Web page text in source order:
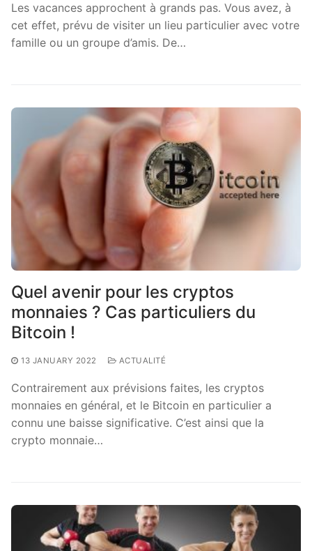
Les vacances approchent à grands pas. Vous avez, à
cet effet, prévu de visiter un lieu particulier avec votre
famille ou un groupe d’amis. De…
Quel avenir pour les cryptos
monnaies ? Cas particuliers du
Bitcoin !
13 JANUARY 2022 ACTUALITÉ
Contrairement aux prévisions faites, les cryptos
monnaies en général, et le Bitcoin en particulier a
connu une baisse significative. C’est ainsi que la
crypto monnaie…